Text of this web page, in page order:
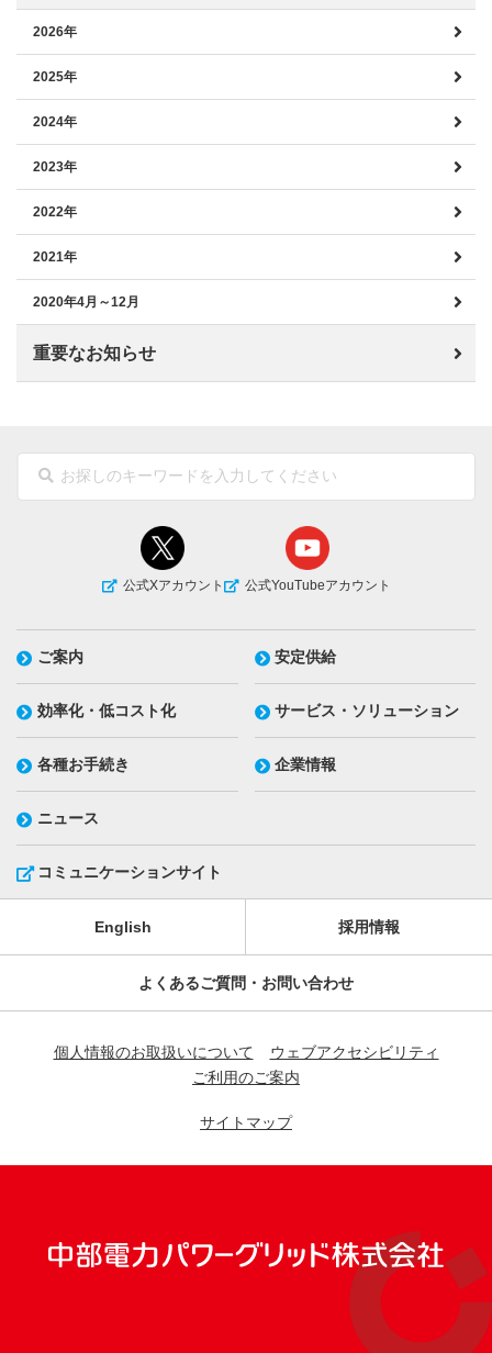
2026年
2025年
2024年
2023年
2022年
2021年
2020年4月～12月
重要なお知らせ
公式Xアカウント 公式YouTubeアカウント
ご案内 安定供給
効率化・低コスト化 サービス・ソリューション
各種お手続き 企業情報
ニュース
コミュニケーションサイト
English 採用情報
よくあるご質問・お問い合わせ
個人情報のお取扱いについて
ウェブアクセシビリティ
ご利用のご案内
サイトマップ